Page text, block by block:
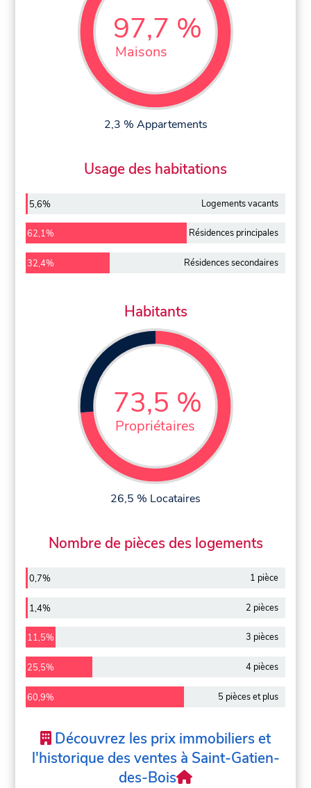
97,7 %
Maisons
2,3 % Appartements
Usage des habitations
5,6% Logements vacants
62,1% Résidences principales
32,4% Résidences secondaires
Habitants
73,5 %
Propriétaires
26,5 % Locataires
Nombre de pièces des logements
0,7% 1 pièce
1,4% 2 pièces
11,5% 3 pièces
25,5% 4 pièces
60,9% 5 pièces et plus
Découvrez les prix immobiliers et
l'historique des ventes à Saint-Gatien-
des-Bois